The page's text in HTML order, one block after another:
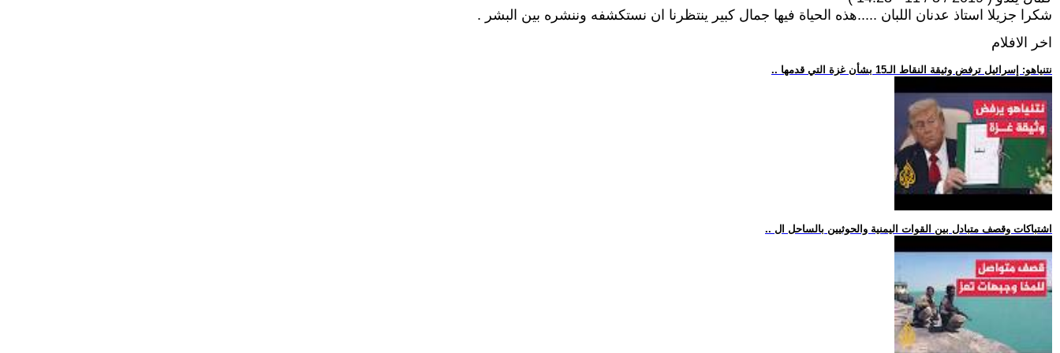
شكرا جزيلا استاذ عدنان اللبان .....هذه الحياة فيها جمال كبير ينتظرنا ان نستكشفه وننشره بين البشر .
اخر الافلام
.. نتنياهو: إسرائيل ترفض وثيقة النقاط الـ15 بشأن غزة التي قدمها
.. اشتباكات وقصف متبادل بين القوات اليمنية والحوثيين بالساحل ال